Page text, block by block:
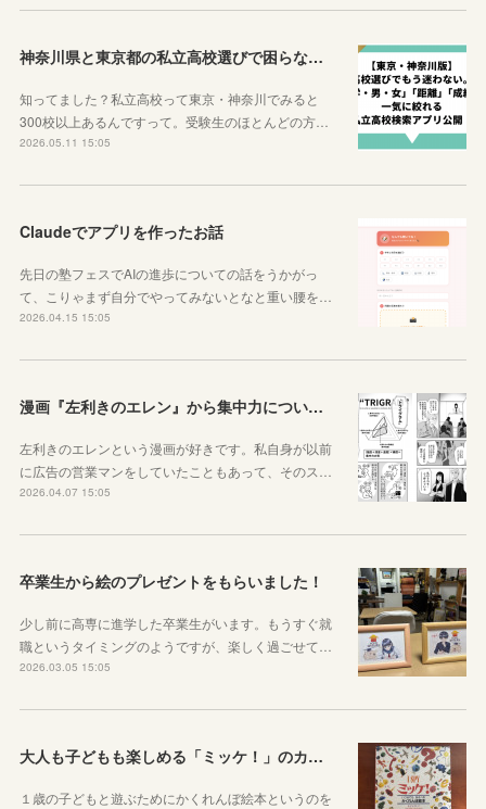
神奈川県と東京都の私立高校選びで困らなくなるサイトを紹介するよ！
知ってました？私立高校って東京・神奈川でみると
300校以上あるんですって。受験生のほとんどの方…
2026.05.11 15:05
Claudeでアプリを作ったお話
先日の塾フェスでAIの進歩についての話をうかがっ
て、こりゃまず自分でやってみないとなと重い腰を…
2026.04.15 15:05
漫画『左利きのエレン』から集中力について学ぼう
左利きのエレンという漫画が好きです。私自身が以前
に広告の営業マンをしていたこともあって、そのス…
2026.04.07 15:05
卒業生から絵のプレゼントをもらいました！
少し前に高専に進学した卒業生がいます。もうすぐ就
職というタイミングのようですが、楽しく過ごせて…
2026.03.05 15:05
大人も子どもも楽しめる「ミッケ！」のカニに翻弄された話
１歳の子どもと遊ぶためにかくれんぼ絵本というのを